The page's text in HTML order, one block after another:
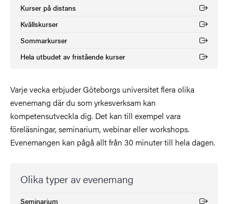
Kurser på distans
(Extern länk)
Kvällskurser
(Extern länk)
Sommarkurser
(Extern länk)
Hela utbudet av fristående kurser
(Extern länk)
Varje vecka erbjuder Göteborgs universitet flera olika
evenemang där du som yrkesverksam kan
kompetensutveckla dig. Det kan till exempel vara
föreläsningar, seminarium, webinar eller workshops.
Evenemangen kan pågå allt från 30 minuter till hela dagen.
Olika typer av evenemang
Seminarium